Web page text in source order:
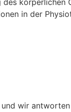
in der
wir